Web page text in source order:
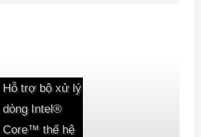
Hỗ trợ bộ xử lý
dòng Intel®
Core™ thế hệ